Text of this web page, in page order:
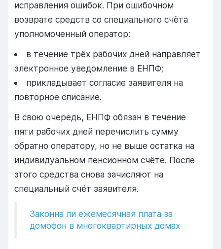
исправления ошибок. При ошибочном
возврате средств со специального счёта
уполномоченный оператор:
в течение трёх рабочих дней направляет
электронное уведомление в ЕНПФ;
прикладывает согласие заявителя на
повторное списание.
В свою очередь, ЕНПФ обязан в течение
пяти рабочих дней перечислить сумму
обратно оператору, но не выше остатка на
индивидуальном пенсионном счёте. После
этого средства снова зачисляют на
специальный счёт заявителя.
Законна ли ежемесячная плата за
домофон в многоквартирных домах